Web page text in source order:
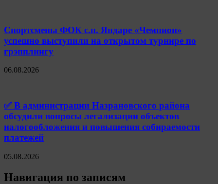
Спортсмены ФОК с.п. Яндаре «Чемпион»
успешно выступили на открытом турнире по
грэпплингу
06.08.2026
✅ В администрации Назрановского района
обсудили вопросы легализации объектов
налогообложения и повышения собираемости
платежей
05.08.2026
Навигация по записям